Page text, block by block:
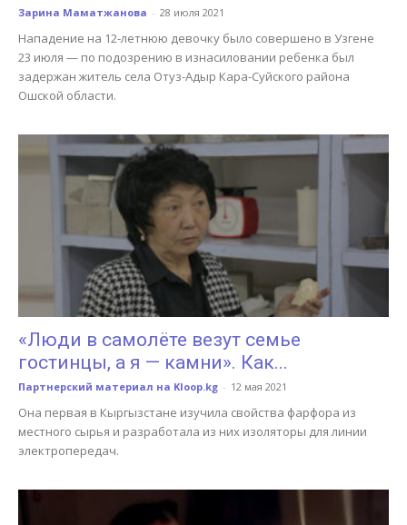
Зарина Маматжанова - 28 июля 2021
Нападение на 12-летнюю девочку было совершено в Узгене
23 июля — по подозрению в изнасиловании ребенка был
задержан житель села Отуз-Адыр Кара-Суйского района
Ошской области.
«Люди в самолёте везут семье
гостинцы, а я — камни». Как...
Партнерский материал на Kloop.kg - 12 мая 2021
Она первая в Кыргызстане изучила свойства фарфора из
местного сырья и разработала из них изоляторы для линии
электропередач.